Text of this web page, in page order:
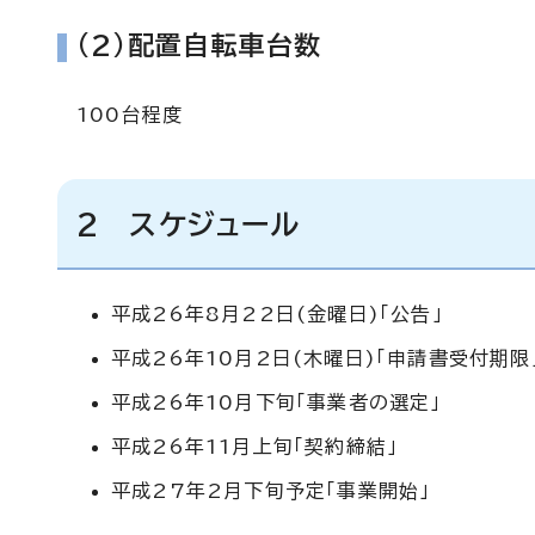
(2)配置自転車台数
100台程度
2 スケジュール
平成26年8月22日(金曜日)「公告」
平成26年10月2日(木曜日)「申請書受付期限
平成26年10月下旬「事業者の選定」
平成26年11月上旬「契約締結」
平成27年2月下旬予定「事業開始」